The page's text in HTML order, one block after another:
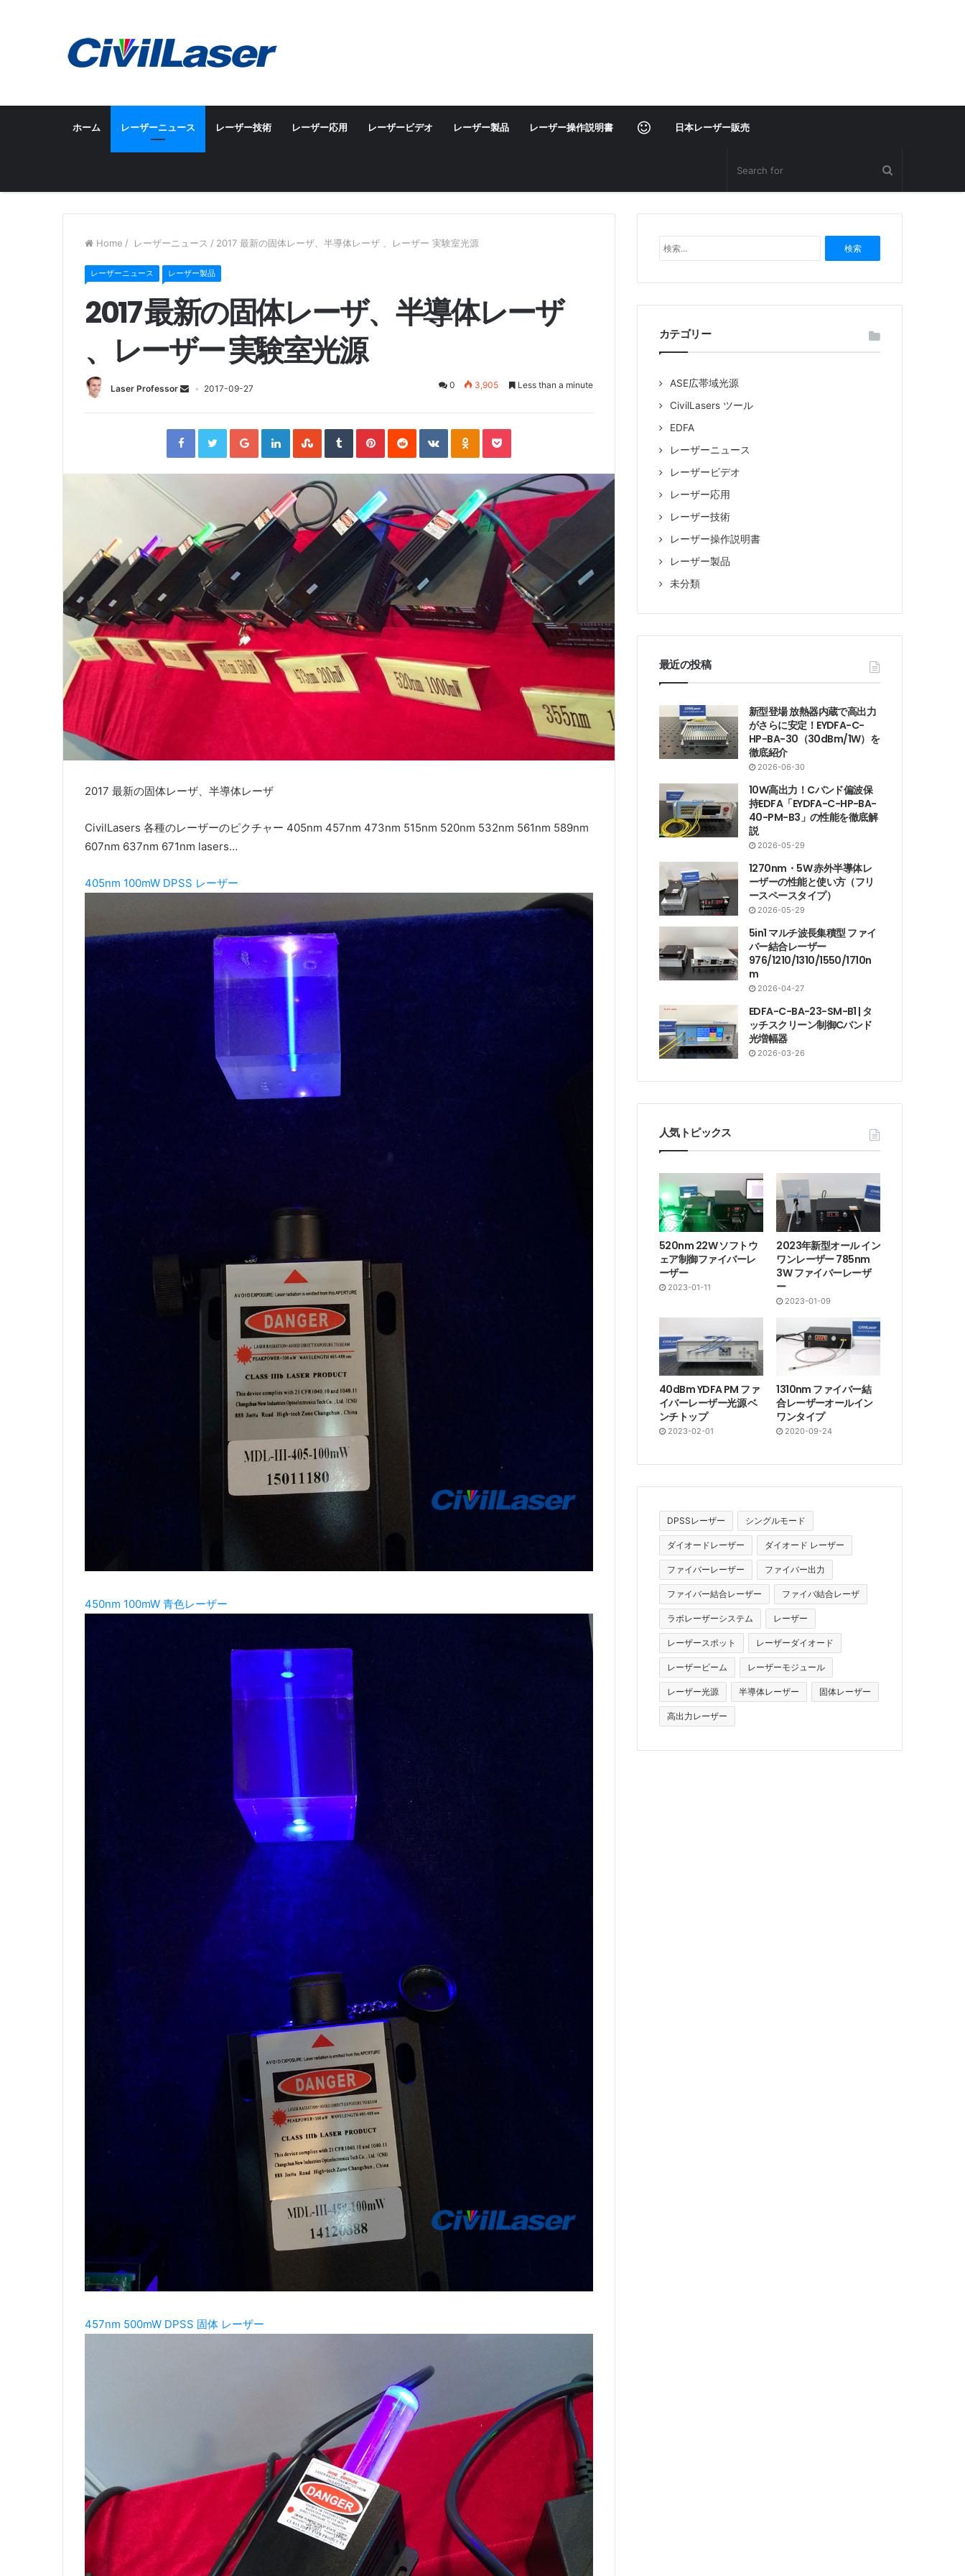
ホーム レーザーニュース レーザー技術 レーザー応用 レーザービデオ レーザー製品 レーザー操作説明書
ザ
販
売
日本レーザー販売
Home / レーザーニュース / 2017 最新の固体レーザ、半導体レーザ 、レーザー 実験室光源
レーザーニュース レーザー製品
2017 最新の固体レーザ、半導体レーザ
、レーザー 実験室光源
Laser Professor 2017-09-27 0 3,905 Less than a minute
F
b
o
T
t
r
G
g
+
L
k
e
I
S
m
b
e
U
p
o
T
b
P
t
e
e
t
R V
n
t
k
O
k
a
s
n
i
k
i
2017 最新の固体レーザ、半導体レーザ
CivilLasers 各種のレーザーのピクチャー 405nm 457nm 473nm 515nm 520nm 532nm 561nm 589nm
607nm 637nm 671nm lasers…
405nm 100mW DPSS レーザー
450nm 100mW 青色レーザー
457nm 500mW DPSS 固体 レーザー
索
カテゴリー
ASE広帯域光源
CivilLasers ツール
EDFA
レーザーニュース
レーザービデオ
レーザー応用
レーザー技術
レーザー操作説明書
レーザー製品
未分類
最近の投稿
新型登場 放熱器内蔵で高出力
がさらに安定！EYDFA-C-
HP-BA-30（30dBm/1W）を
徹底紹介
2026-06-30
10W高出力！Cバンド偏波保
持EDFA「EYDFA-C-HP-BA-
40-PM-B3」の性能を徹底解
説
2026-05-29
1270nm・5W 赤外半導体レ
ーザーの性能と使い方（フリ
ースペースタイプ）
2026-05-29
5in1 マルチ波長集積型 ファイ
バー結合レーザー
976/1210/1310/1550/1710n
m
2026-04-27
EDFA-C-BA-23-SM-B1 | タ
ッチスクリーン制御Cバンド
光増幅器
2026-03-26
人気トピックス
520nm 22W ソフトウ
ェア制御ファイバーレ
ーザー
2023-01-11
2023年新型オール イン
ワンレーザー 785nm
3W ファイバーレーザ
ー
2023-01-09
40dBm YDFA PM ファ
イバーレーザー光源 ベ
ンチトップ
2023-02-01
1310nm ファイバー結
合レーザーオールイン
ワンタイプ
2020-09-24
DPSSレーザー シングルモード
ダイオードレーザー ダイオード レーザー
ファイバーレーザー ファイバー出力
ファイバー結合レーザー ファイバ結合レーザ
ラボレーザーシステム レーザー
レーザースポット レーザーダイオード
レーザービーム レーザーモジュール
レーザー光源 半導体レーザー 固体レーザー
高出力レーザー